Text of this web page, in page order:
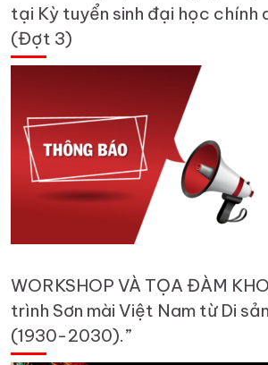
tại Kỳ tuyển sinh đại học chính
(Đợt 3)
WORKSHOP VÀ TỌA ĐÀM
trình Sơn mài Việt Nam từ Di
(1930-2030).”